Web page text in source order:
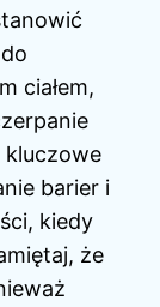
ciałem,
kluczowe
barier i
kiedy
że